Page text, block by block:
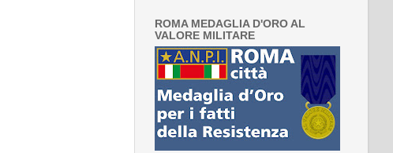
ROMA MEDAGLIA D'ORO AL
VALORE MILITARE